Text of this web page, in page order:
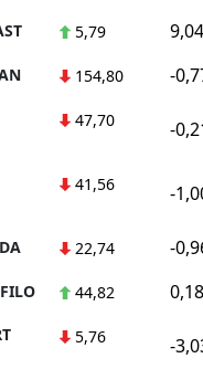
5,79 9,04
154,80 -
47,70 -
41,56 -
22,74 -
44,82 0,18
5,76 -